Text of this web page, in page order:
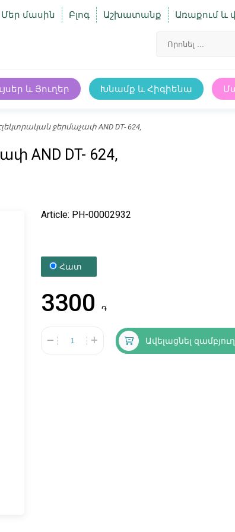
Մեր մասին Բլոգ Աշխատանք Առաքում և
և Յուղեր Խնամք և Հիգիենա
ջերմաչափ AND DT- 624,
AND DT- 624,
Article: PH-00002932
Հատ
3300֏
Ավելացնել զամբյուղ